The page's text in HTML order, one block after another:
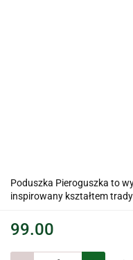
Poduszka Pieroguszka to
inspirowany kształtem
99.00